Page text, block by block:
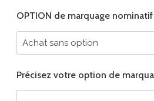
OPTION de marquage
Précisez votre option de